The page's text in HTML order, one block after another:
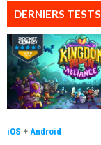
DERNIERS TESTS
iOS + Android